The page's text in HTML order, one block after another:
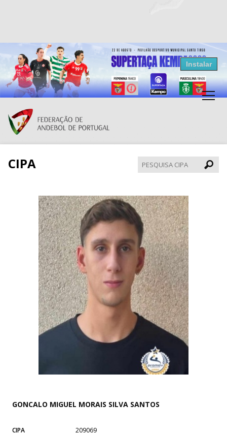
Resultados Andebol
Federação de Andebol de Portugal
Grátis - Disponivel na Play Store
Instalar
CIPA
CIPA
GONCALO MIGUEL MORAIS SILVA SANTOS
CIPA
209069